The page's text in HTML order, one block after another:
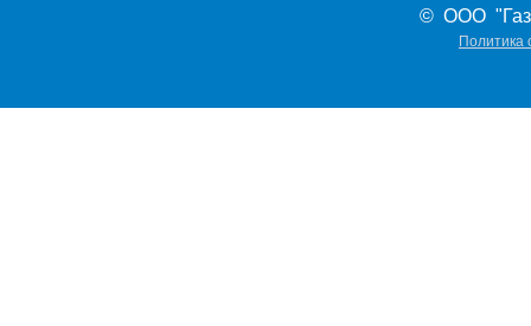
© ООО
Политика